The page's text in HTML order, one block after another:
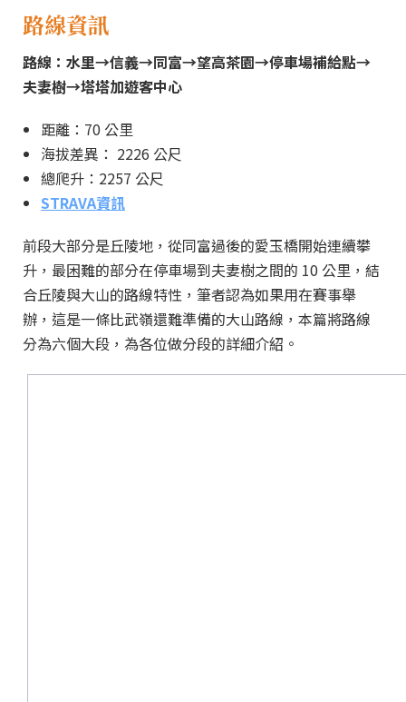
路線資訊
路線：水里→信義→同富→望高茶園→停車場補給點→
夫妻樹→塔塔加遊客中心
距離：70 公里
海拔差異： 2226 公尺
總爬升：2257 公尺
STRAVA資訊
前段大部分是丘陵地，從同富過後的愛玉橋開始連續攀
升，最困難的部分在停車場到夫妻樹之間的 10 公里，結
合丘陵與大山的路線特性，筆者認為如果用在賽事舉
辦，這是一條比武嶺還難準備的大山路線，本篇將路線
分為六個大段，為各位做分段的詳細介紹。